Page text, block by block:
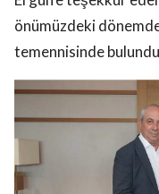
önümüzdeki
temennisinde